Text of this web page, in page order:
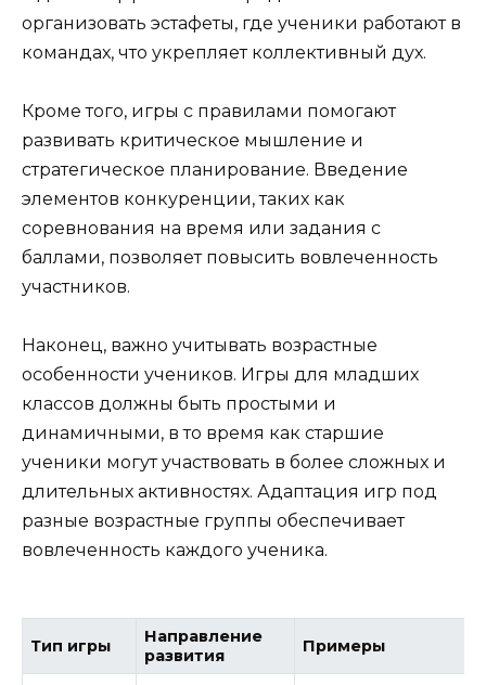
организовать эстафеты, где ученики работают в
командах, что укрепляет коллективный дух.
Кроме того, игры с правилами помогают
развивать критическое мышление и
стратегическое планирование. Введение
элементов конкуренции, таких как
соревнования на время или задания с
баллами, позволяет повысить вовлеченность
участников.
Наконец, важно учитывать возрастные
особенности учеников. Игры для младших
классов должны быть простыми и
динамичными, в то время как старшие
ученики могут участвовать в более сложных и
длительных активностях. Адаптация игр под
разные возрастные группы обеспечивает
вовлеченность каждого ученика.
Тип игры
Направление
развития
Примеры